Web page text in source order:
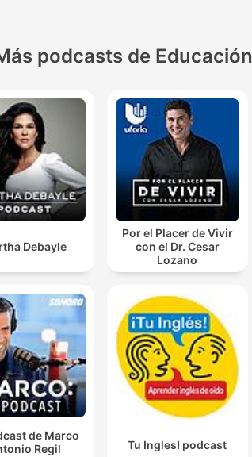
podcasts de Educación
Debayle
Por el Placer de Vivir
con el Dr. Cesar
Lozano
de Marco
Regil
Tu Ingles! podcast